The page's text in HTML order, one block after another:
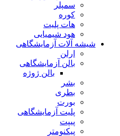
سمپلر
کوره
هات پلیت
هود شیمیایی
شیشه آلات آزمایشگاهی
ارلن
بالن آزمایشگاهی
بالن ژوژه
بشر
بطری
بورت
پلیت آزمایشگاهی
پیپت
پیکنومتر